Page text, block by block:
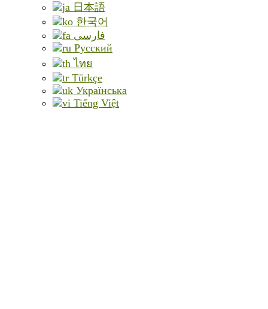
日本語
한국어
فارسی
Русский
ไทย
Türkçe
Українська
Tiếng Việt